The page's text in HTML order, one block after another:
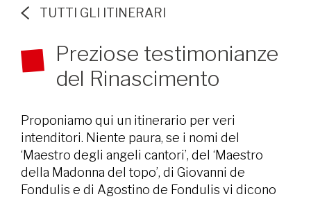
TUTTI GLI ITINERARI
Preziose testimonianze
del Rinascimento
Proponiamo qui un itinerario per veri
intenditori. Niente paura, se i nomi del
‘Maestro degli angeli cantori’, del ‘Maestro
della Madonna del topo’, di Giovanni de
Fondulis e di Agostino de Fondulis vi dicono